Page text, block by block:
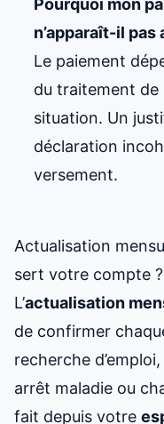
Pourquoi mon
n’apparaît-il pas
Le paiement
du traitement
situation. Un
déclaration
versement.
Actualisation
sert votre compte ?
L’actualisation
de confirmer
recherche
arrêt maladie ou
fait depuis votre